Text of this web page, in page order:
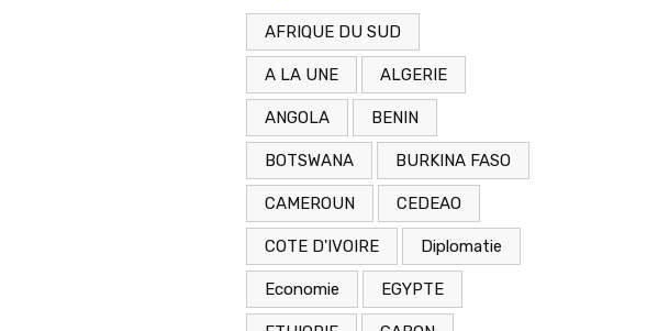
AFRIQUE DU SUD
A LA UNE ALGERIE
ANGOLA BENIN
BOTSWANA BURKINA FASO
CAMEROUN CEDEAO
COTE D'IVOIRE Diplomatie
Economie EGYPTE